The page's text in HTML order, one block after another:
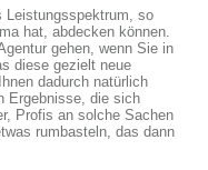
Leistungsspektrum, so
hat, abdecken können.
gehen, wenn Sie in
diese gezielt neue
dadurch natürlich
Ergebnisse, die sich
Profis an solche Sachen
rumbasteln, das dann